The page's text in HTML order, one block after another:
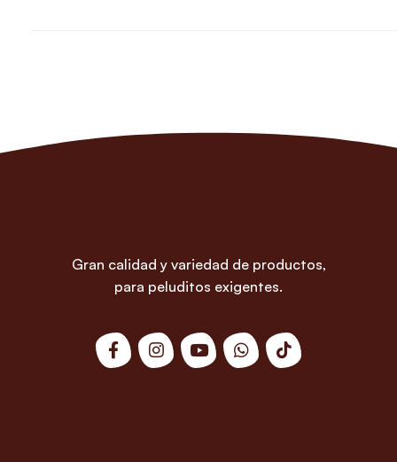
Gran calidad y variedad de productos,
para peluditos exigentes.